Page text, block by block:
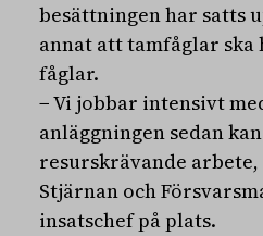
besättningen har satts
annat att tamfåglar
fåglar.
− Vi jobbar intensivt
anläggningen sedan
resurskrävande
Stjärnan och
insatschef på plats.